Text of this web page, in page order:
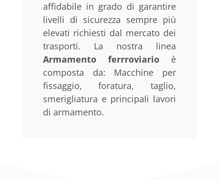
affidabile in grado di garantire
livelli di sicurezza sempre più
elevati richiesti dal mercato dei
trasporti. La nostra linea
Armamento ferrroviario è
composta da: Macchine per
fissaggio, foratura, taglio,
smerigliatura e principali lavori
di armamento.